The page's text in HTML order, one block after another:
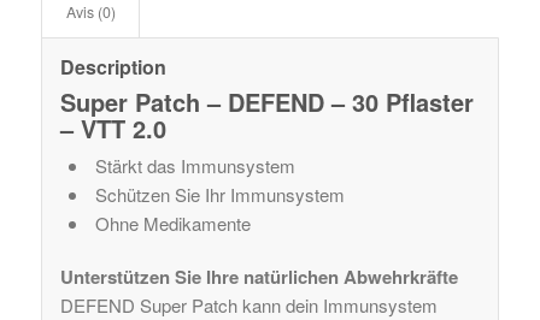
Avis (0)
Description
Super Patch – DEFEND – 30 Pflaster
– VTT 2.0
Stärkt das Immunsystem
Schützen Sie Ihr Immunsystem
Ohne Medikamente
Unterstützen Sie Ihre natürlichen Abwehrkräfte
DEFEND Super Patch kann dein Immunsystem